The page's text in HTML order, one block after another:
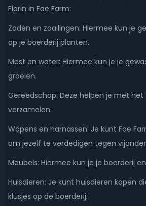
Florin in Fae Farm:
Zaden en zaailingen: Hiermee kun je
op je boerderij planten.
Mest en water: Hiermee kun je je
groeien.
Gereedschap: Deze helpen je met
verzamelen.
Wapens en harnassen: Je kunt Fae
om jezelf te verdedigen tegen
Meubels: Hiermee kun je je boerderij
Huisdieren: Je kunt huisdieren kopen
klusjes op de boerderij.